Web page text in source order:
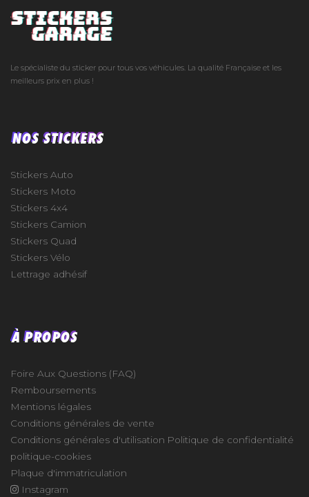
Le spécialiste du sticker pour tous vos véhicules. La qualité Française et les
meilleurs prix en plus !
NOS STICKERS
Stickers Auto
Stickers Moto
Stickers 4x4
Stickers Camion
Stickers Quad
Stickers Vélo
Lettrage adhésif
À PROPOS
Foire Aux Questions (FAQ)
Remboursements
Mentions légales
Conditions générales de vente
Conditions générales d'utilisation Politique de confidentialité
politique-cookies
Plaque d'immatriculation
Instagram